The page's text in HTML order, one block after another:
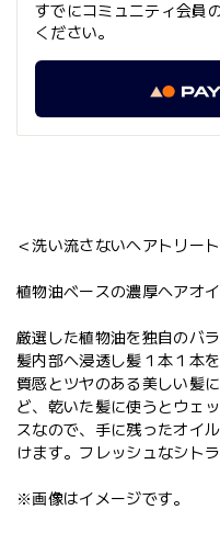
すでにコミュニティ会員
ください。
＜洗い流さないヘアトリー
植物油ベースの濃厚ヘアオ
厳選した植物油を独自のバ
髪内部へ浸透し髪１本１本
質感とツヤのある美しい髪
ど、乾いた髪に使うとウェ
スなので、手に残ったオイ
けます。フレッシュなシト
※画像はイメージです。